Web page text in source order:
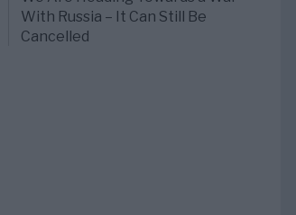
With Russia – It Can Still Be
Cancelled